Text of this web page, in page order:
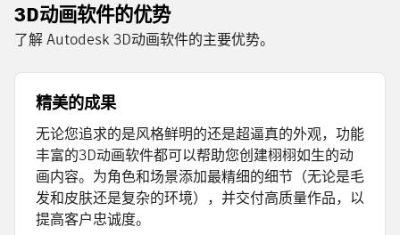
3D动画软件的优势
了解 Autodesk 3D动画软件的主要优势。
精美的成果
无论您追求的是风格鲜明的还是超逼真的外观，功能
丰富的3D动画软件都可以帮助您创建栩栩如生的动
画内容。为角色和场景添加最精细的细节（无论是毛
发和皮肤还是复杂的环境），并交付高质量作品，以
提高客户忠诚度。